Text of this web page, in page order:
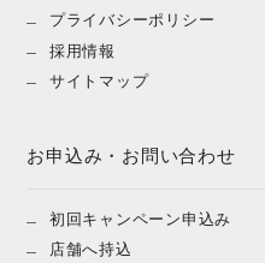
プライバシーポリシー
採用情報
サイトマップ
お申込み・お問い合わせ
初回キャンペーン申込み
店舗へ持込